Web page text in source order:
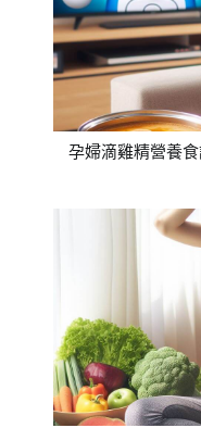
孕婦滴雞精營養